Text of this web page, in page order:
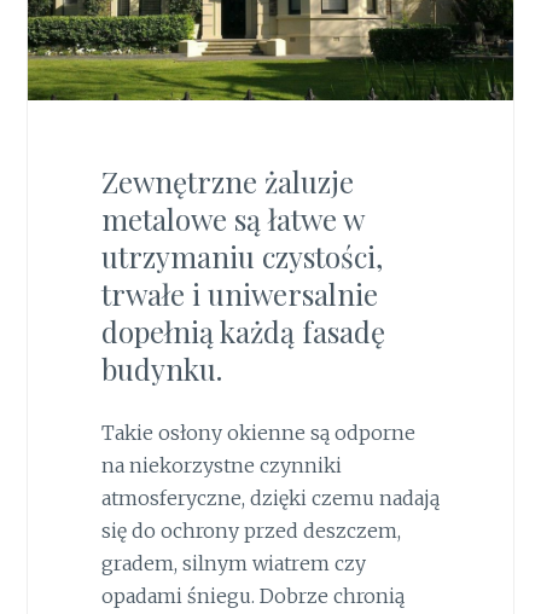
Zewnętrzne żaluzje
metalowe są łatwe w
utrzymaniu czystości,
trwałe i uniwersalnie
dopełnią każdą fasadę
budynku.
Takie osłony okienne są odporne
na niekorzystne czynniki
atmosferyczne, dzięki czemu nadają
się do ochrony przed deszczem,
gradem, silnym wiatrem czy
opadami śniegu. Dobrze chronią